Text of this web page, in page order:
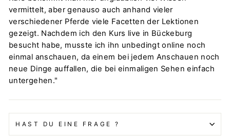
vermittelt, aber genauso auch anhand vieler
verschiedener Pferde viele Facetten der Lektionen
gezeigt. Nachdem ich den Kurs live in Bückeburg
besucht habe, musste ich ihn unbedingt online noch
einmal anschauen, da einem bei jedem Anschauen noch
neue Dinge auffallen, die bei einmaligen Sehen einfach
untergehen."
HAST DU EINE FRAGE ?